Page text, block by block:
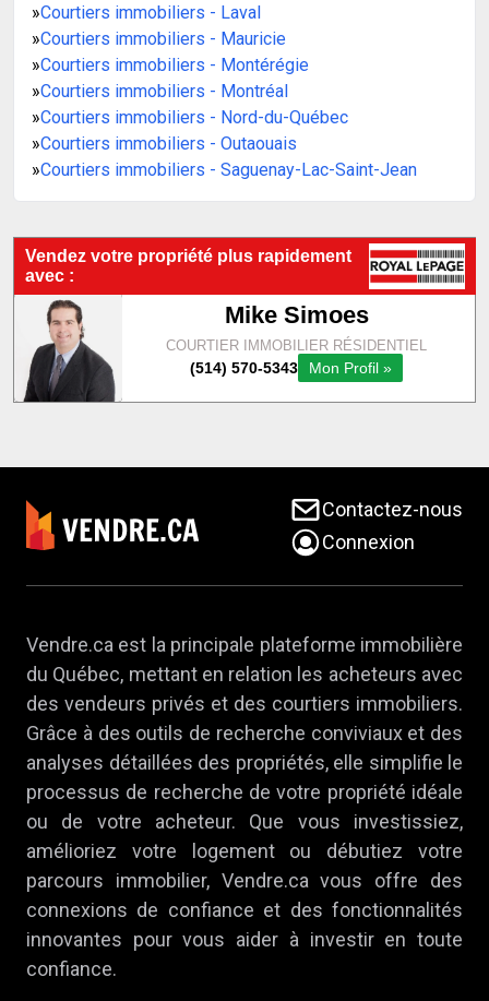
»Courtiers immobiliers - Laval
»Courtiers immobiliers - Mauricie
»Courtiers immobiliers - Montérégie
»Courtiers immobiliers - Montréal
»Courtiers immobiliers - Nord-du-Québec
»Courtiers immobiliers - Outaouais
»Courtiers immobiliers - Saguenay-Lac-Saint-Jean
Contactez-nous
Connexion
Vendre.ca est la principale plateforme immobilière
du Québec, mettant en relation les acheteurs avec
des vendeurs privés et des courtiers immobiliers.
Grâce à des outils de recherche conviviaux et des
analyses détaillées des propriétés, elle simplifie le
processus de recherche de votre propriété idéale
ou de votre acheteur. Que vous investissiez,
amélioriez votre logement ou débutiez votre
parcours immobilier, Vendre.ca vous offre des
connexions de confiance et des fonctionnalités
innovantes pour vous aider à investir en toute
confiance.